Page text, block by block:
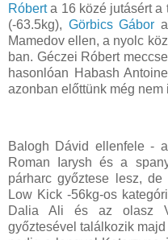
Róberta 16 közé jutásért a
(-63.5kg), Görbics Gábor
Mamedov ellen, a nyolc
ban. Géczei Róbert
hasonlóan Habash
azonban előttünk még nem
Balogh Dávid ellenfele -
Roman Iarysh és a
párharc győztese lesz,
Low Kick -56kg-os
Dalia Ali és az olasz
győztesével találkozik